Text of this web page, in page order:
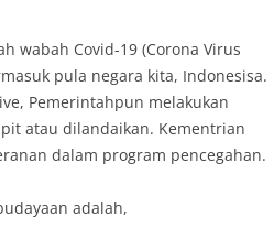
wabah Covid-19 (Corona Virus
pula negara kita, Indonesisa.
Pemerintahpun melakukan
atau dilandaikan. Kementrian
dalam program pencegahan.
adalah,